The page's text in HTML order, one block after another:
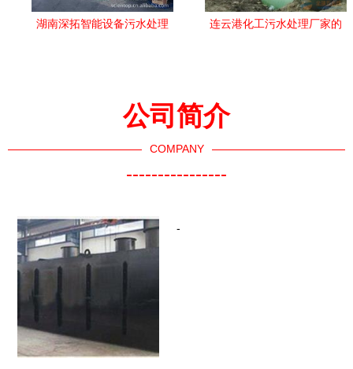
湖南深拓智能设备污水处理
连云港化工污水处理厂家的
公司简介
COMPANY
----------------
-